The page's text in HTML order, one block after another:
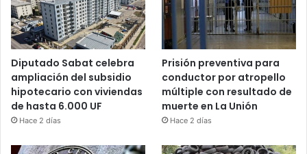
Diputado Sabat celebra
ampliación del subsidio
hipotecario con viviendas
de hasta 6.000 UF
Hace 2 días
Prisión preventiva para
conductor por atropello
múltiple con resultado de
muerte en La Unión
Hace 2 días